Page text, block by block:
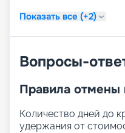
Показать все (+2)
Вопросы-
Правила отмены
Количество дней до
удержания от